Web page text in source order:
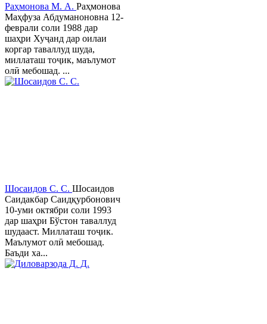
Раҳмонова М. А. Раҳмонова
Маҳфуза Абдуманоновна 12-
феврали соли 1988 дар
шаҳри Хуҷанд дар оилаи
коргар таваллуд шуда,
миллаташ тоҷик, маълумот
олӣ мебошад. ...
Шосаидов С. С. Шосаидов
Саидакбар Саидқурбонович
10-уми октябри соли 1993
дар шаҳри Бўстон таваллуд
шудааст. Миллаташ тоҷик.
Маълумот олӣ мебошад.
Баъди ха...